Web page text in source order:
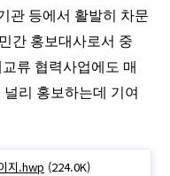
관 등에서 활발히 차문
간 홍보대사로서 중
류 협력사업에도 매
리 홍보하는데 기여
지.hwp (224.0K)